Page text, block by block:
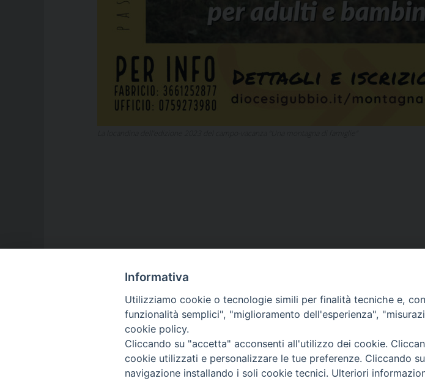
LA NOSTRA DIOCESI
IL VESCOVO ORARI MESSE
Informativa
Utilizziamo cookie o tecnologie simili per finalità tecniche e,
funzionalità semplici", "miglioramento dell'esperienza",
cookie policy.
Cliccando su "accetta" acconsenti all'utilizzo dei cookie.
cookie utilizzati e personalizzare le tue preferenze. Cliccando
navigazione installando i soli cookie tecnici. Ulteriori